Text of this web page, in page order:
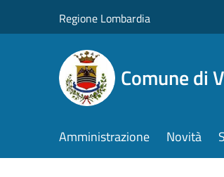
Regione Lombardia
Comune di
Amministrazione Novità